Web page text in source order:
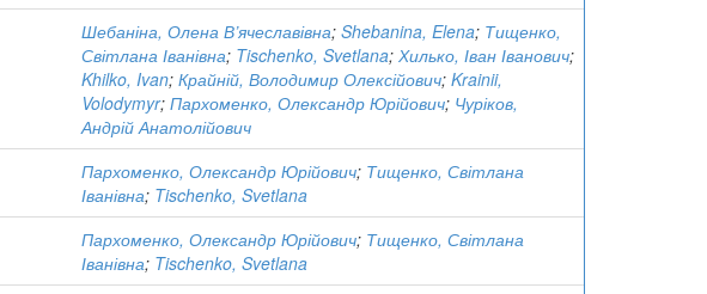
Шебаніна, Олена В’ячеславівна; Shebanina, Elena; Тищенко,
Світлана Іванівна; Tischenko, Svetlana; Хилько, Іван Іванович;
Khilko, Ivan; Крайній, Володимир Олексійович; Krainii,
Volodymyr; Пархоменко, Олександр Юрійович; Чуріков,
Андрій Анатолійович
Пархоменко, Олександр Юрійович; Тищенко, Світлана
Іванівна; Tischenko, Svetlana
Пархоменко, Олександр Юрійович; Тищенко, Світлана
Іванівна; Tischenko, Svetlana